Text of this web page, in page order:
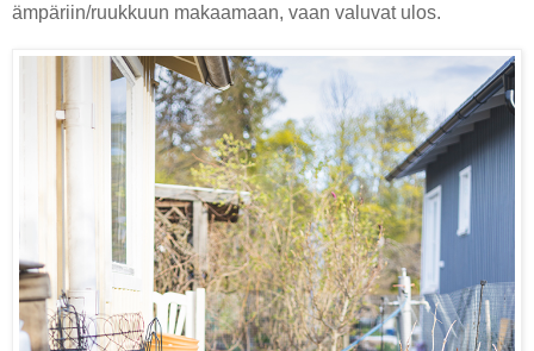
ämpäriin/ruukkuun makaamaan, vaan valuvat ulos.